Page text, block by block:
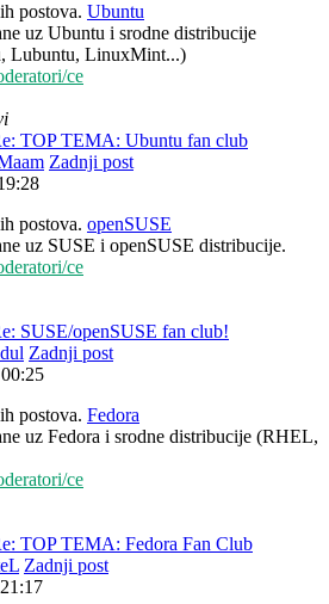
Ubuntu
uz Ubuntu i srodne distribucije
Lubuntu, LinuxMint...)
ce
TOP TEMA: Ubuntu fan club
Zadnji post
openSUSE
uz SUSE i openSUSE distribucije.
ce
SUSE/openSUSE fan club!
Zadnji post
Fedora
uz Fedora i srodne distribucije (RHEL,
ce
TOP TEMA: Fedora Fan Club
Zadnji post